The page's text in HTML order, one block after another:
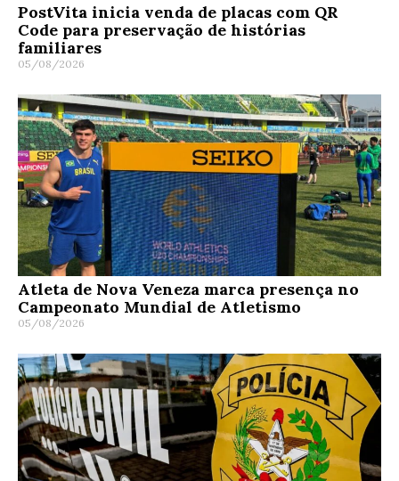
PostVita inicia venda de placas com QR
Code para preservação de histórias
familiares
05/08/2026
Atleta de Nova Veneza marca presença no
Campeonato Mundial de Atletismo
05/08/2026